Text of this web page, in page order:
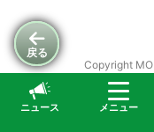
ニュース メニュー
戻る
Copyright